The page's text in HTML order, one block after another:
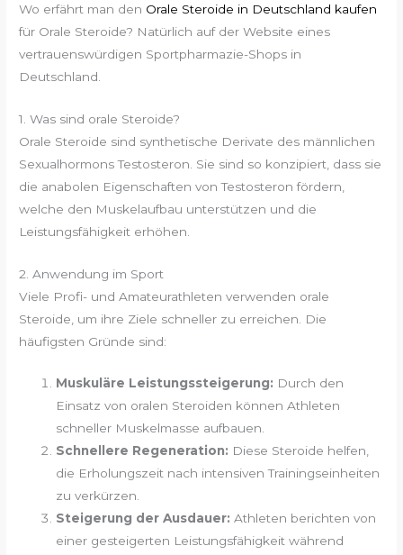
Wo erfährt man den Orale Steroide in Deutschland kaufen
für Orale Steroide? Natürlich auf der Website eines
vertrauenswürdigen Sportpharmazie-Shops in
Deutschland.
1. Was sind orale Steroide?
Orale Steroide sind synthetische Derivate des männlichen
Sexualhormons Testosteron. Sie sind so konzipiert, dass sie
die anabolen Eigenschaften von Testosteron fördern,
welche den Muskelaufbau unterstützen und die
Leistungsfähigkeit erhöhen.
2. Anwendung im Sport
Viele Profi- und Amateurathleten verwenden orale
Steroide, um ihre Ziele schneller zu erreichen. Die
häufigsten Gründe sind:
Muskuläre Leistungssteigerung: Durch den
Einsatz von oralen Steroiden können Athleten
schneller Muskelmasse aufbauen.
Schnellere Regeneration: Diese Steroide helfen,
die Erholungszeit nach intensiven Trainingseinheiten
zu verkürzen.
Steigerung der Ausdauer: Athleten berichten von
einer gesteigerten Leistungsfähigkeit während